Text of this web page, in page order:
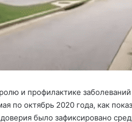
и профилактике
по октябрь 2020 года, как
было зафиксировано